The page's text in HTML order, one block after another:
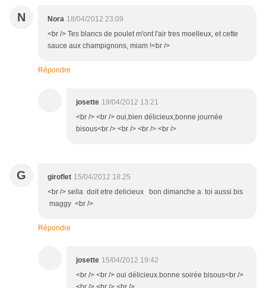
N Nora 18/04/2012 23:09
<br /> Tes blancs de poulet m'ont l'air tres moelleux, et cette
sauce aux champignons, miam !<br />
Répondre
josette 19/04/2012 13:21
<br /> <br /> oui,bien délicieux,bonne journée
bisous<br /> <br /> <br /> <br />
G giroflet 15/04/2012 18:25
<br /> sella doit etre delicieux bon dimanche a toi aussi bis
maggy <br />
Répondre
josette 15/04/2012 19:42
<br /> <br /> oui délicieux.bonne soirée bisous<br />